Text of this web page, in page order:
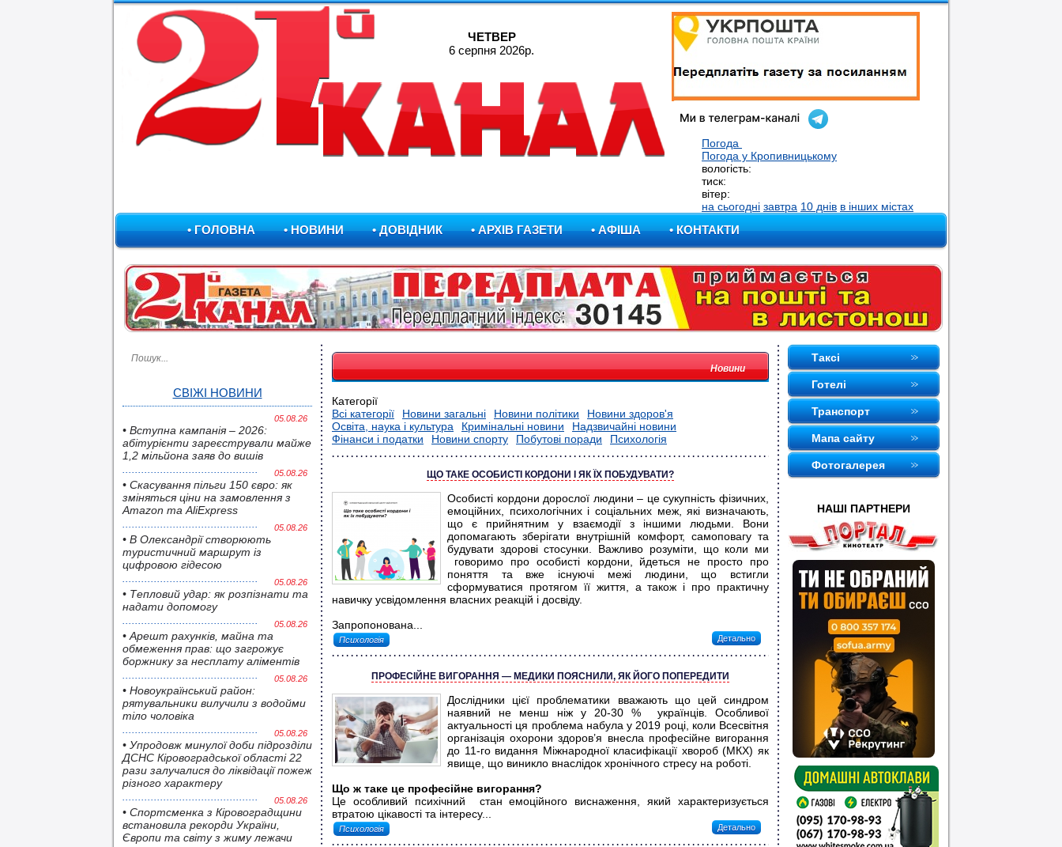
ЧЕТВЕР
6 серпня 2026р.
Погода
Погода у Кропивницькому
вологість:
тиск:
вітер:
на сьогодні завтра 10 днів в інших містах
• ГОЛОВНА • НОВИНИ • ДОВІДНИК • АРХІВ ГАЗЕТИ • АФІША • КОНТАКТИ
СВІЖІ НОВИНИ
05.08.26
• Вступна кампанія – 2026:
абітурієнти зареєстрували майже
1,2 мільйона заяв до вишів
05.08.26
• Скасування пільги 150 євро: як
зміняться ціни на замовлення з
Amazon та AliExpress
05.08.26
• В Олександрії створюють
туристичний маршрут із
цифровою гідесою
05.08.26
• Тепловий удар: як розпізнати та
надати допомогу
05.08.26
• Арешт рахунків, майна та
обмеження прав: що загрожує
боржнику за несплату аліментів
05.08.26
• Новоукраїнський район:
рятувальники вилучили з водойми
тіло чоловіка
05.08.26
• Упродовж минулої доби підрозділи
ДСНС Кіровоградської області 22
рази залучалися до ліквідації пожеж
різного характеру
05.08.26
• Спортсменка з Кіровоградщини
встановила рекорди України,
Європи та світу з жиму лежачи
Новини
Категорії
Всі категорії
Новини загальні Новини політики
Новини здоров'я
Освіта, наука і культура
Кримінальні новини
Надзвичайні новини
Фінанси і податки
Новини спорту Побутові поради Психологія
ЩО ТАКЕ ОСОБИСТІ КОРДОНИ І ЯК ЇХ ПОБУДУВАТИ?
Особисті кордони дорослої людини – це сукупність фізичних,
емоційних, психологічних і соціальних меж, які визначають,
що є прийнятним у взаємодії з іншими людьми. Вони
допомагають зберігати внутрішній комфорт, самоповагу та
будувати здорові стосунки. Важливо розуміти, що коли ми
говоримо про особисті кордони, йдеться не просто про
поняття та вже існуючі межі людини, що встигли
сформуватися протягом її життя, а також і про практичну
навичку усвідомлення власних реакцій і досвіду.
Запропонована...
Психологія Детально
ПРОФЕСІЙНЕ ВИГОРАННЯ — МЕДИКИ ПОЯСНИЛИ, ЯК ЙОГО ПОПЕРЕДИТИ
Дослідники цієї проблематики вважають що цей синдром
наявний не менш ніж у 20-30 % українців. Особливої
актуальності ця проблема набула у 2019 році, коли Всесвітня
організація охорони здоров’я внесла професійне вигорання
до 11-го видання Міжнародної класифікації хвороб (МКХ) як
явище, що виникло внаслідок хронічного стресу на роботі.
Що ж таке це професійне вигорання?
Це особливий психічний стан емоційного виснаження, який характеризується
втратою цікавості та інтересу...
Психологія Детально
Таксi
Готелi
Транспорт
Мапа сайту
Фотогалерея
НАШI ПАРТНЕРИ